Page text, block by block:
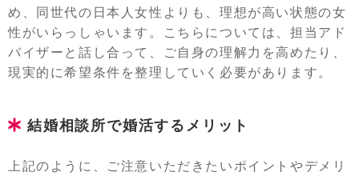
め、同世代の日本人女性よりも、理想が高い状態の女
性がいらっしゃいます。こちらについては、担当アド
バイザーと話し合って、ご自身の理解力を高めたり、
現実的に希望条件を整理していく必要があります。
結婚相談所で婚活するメリット
上記のように、ご注意いただきたいポイントやデメリ